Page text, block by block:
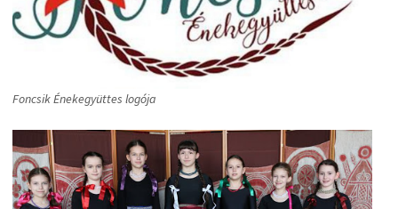
Foncsik Énekegyüttes logója